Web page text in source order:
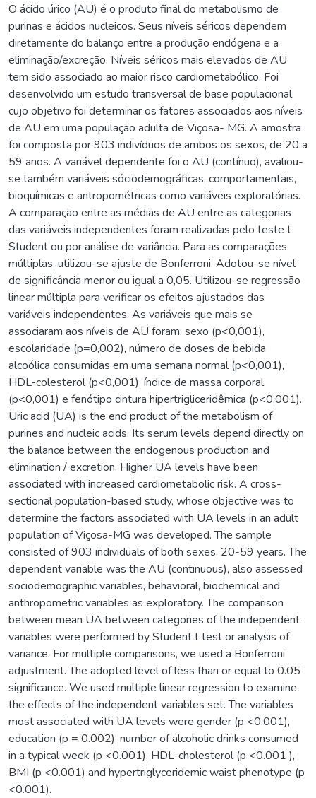
O ácido úrico (AU) é o produto final do metabolismo de
purinas e ácidos nucleicos. Seus níveis séricos dependem
diretamente do balanço entre a produção endógena e a
eliminação/excreção. Níveis séricos mais elevados de AU
tem sido associado ao maior risco cardiometabólico. Foi
desenvolvido um estudo transversal de base populacional,
cujo objetivo foi determinar os fatores associados aos níveis
de AU em uma população adulta de Viçosa- MG. A amostra
foi composta por 903 indivíduos de ambos os sexos, de 20 a
59 anos. A variável dependente foi o AU (contínuo), avaliou-
se também variáveis sóciodemográficas, comportamentais,
bioquímicas e antropométricas como variáveis exploratórias.
A comparação entre as médias de AU entre as categorias
das variáveis independentes foram realizadas pelo teste t
Student ou por análise de variância. Para as comparações
múltiplas, utilizou-se ajuste de Bonferroni. Adotou-se nível
de significância menor ou igual a 0,05. Utilizou-se regressão
linear múltipla para verificar os efeitos ajustados das
variáveis independentes. As variáveis que mais se
associaram aos níveis de AU foram: sexo (p<0,001),
escolaridade (p=0,002), número de doses de bebida
alcoólica consumidas em uma semana normal (p<0,001),
HDL-colesterol (p<0,001), índice de massa corporal
(p<0,001) e fenótipo cintura hipertrigliceridêmica (p<0,001).
Uric acid (UA) is the end product of the metabolism of
purines and nucleic acids. Its serum levels depend directly on
the balance between the endogenous production and
elimination / excretion. Higher UA levels have been
associated with increased cardiometabolic risk. A cross-
sectional population-based study, whose objective was to
determine the factors associated with UA levels in an adult
population of Viçosa-MG was developed. The sample
consisted of 903 individuals of both sexes, 20-59 years. The
dependent variable was the AU (continuous), also assessed
sociodemographic variables, behavioral, biochemical and
anthropometric variables as exploratory. The comparison
between mean UA between categories of the independent
variables were performed by Student t test or analysis of
variance. For multiple comparisons, we used a Bonferroni
adjustment. The adopted level of less than or equal to 0.05
significance. We used multiple linear regression to examine
the effects of the independent variables set. The variables
most associated with UA levels were gender (p <0.001),
education (p = 0.002), number of alcoholic drinks consumed
in a typical week (p <0.001), HDL-cholesterol (p <0.001 ),
BMI (p <0.001) and hypertriglyceridemic waist phenotype (p
<0.001).